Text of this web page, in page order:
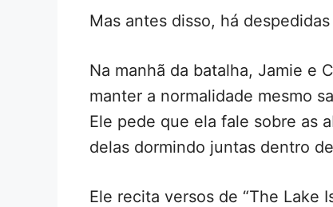
Mas antes disso, há
Na manhã da batalha, Jamie e
manter a normalidade mesmo
Ele pede que ela fale sobre as
delas dormindo juntas dentro
Ele recita versos de “The Lake